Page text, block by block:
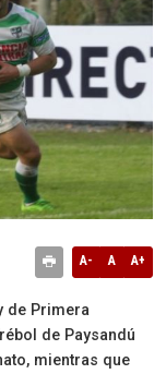
A- A A+
de Primera
de Paysandú
mientras que